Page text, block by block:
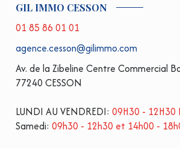
GIL IMMO CESSON
01 85 86 01 01
agence.cesson@gilimmo.com
Av. de la Zibeline Centre Commercial
77240 CESSON
LUNDI AU VENDREDI: 09H30 - 12H30
Samedi: 09h30 - 12h30 et 14h00 -